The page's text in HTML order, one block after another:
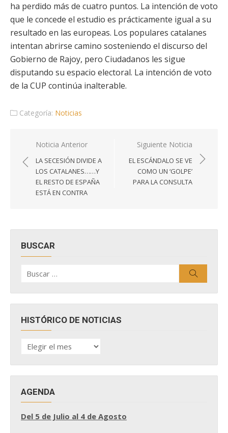
ha perdido más de cuatro puntos. La intención de voto
que le concede el estudio es prácticamente igual a su
resultado en las europeas. Los populares catalanes
intentan abrirse camino sosteniendo el discurso del
Gobierno de Rajoy, pero Ciudadanos les sigue
disputando su espacio electoral. La intención de voto
de la CUP continúa inalterable.
Categoría: Noticias
Navegación
de
entradas
Noticia Anterior
LA SECESIÓN DIVIDE A
LOS CATALANES……Y
EL RESTO DE ESPAÑA
ESTÁ EN CONTRA
Siguiente Noticia
EL ESCÁNDALO SE VE
COMO UN ‘GOLPE’
PARA LA CONSULTA
BUSCAR
por:
HISTÓRICO DE NOTICIAS
HISTÓRICO
DE
AGENDA
Del 5 de Julio al 4 de Agosto